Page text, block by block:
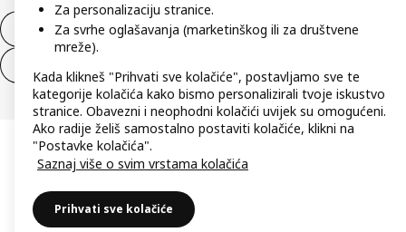
Jednostrani raskid ugovora
Za personalizaciju stranice.
Za svrhe oglašavanja (marketinškog ili za društvene
mreže).
Kada klikneš "Prihvati sve kolačiće", postavljamo sve te
kategorije kolačića kako bismo personalizirali tvoje iskustvo
stranice. Obavezni i neophodni kolačići uvijek su omogućeni.
Ako radije želiš samostalno postaviti kolačiće, klikni na
"Postavke kolačića".
Saznaj više o svim vrstama kolačića
Prihvati sve kolačiće